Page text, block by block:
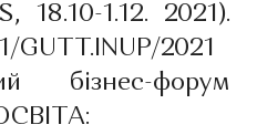
18.10-1.12. 2021).
GUTT.INUP/2021
бізнес-форум